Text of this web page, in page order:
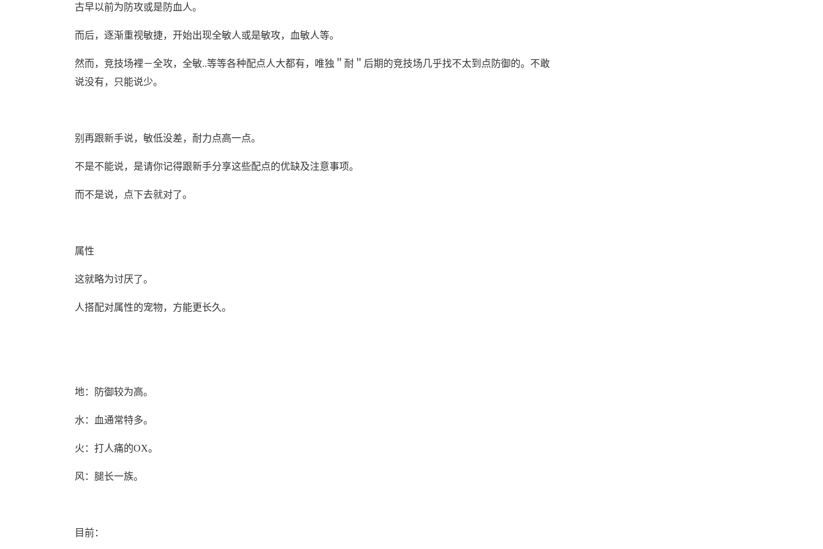
古早以前为防攻或是防血人。
而后，逐渐重视敏捷，开始出现全敏人或是敏攻，血敏人等。
然而，竞技场裡－全攻，全敏..等等各种配点人大都有，唯独＂耐＂后期的竞技场几乎找不太到点防御的。不敢
说没有，只能说少。
别再跟新手说，敏低没差，耐力点高一点。
不是不能说，是请你记得跟新手分享这些配点的优缺及注意事项。
而不是说，点下去就对了。
属性
这就略为讨厌了。
人搭配对属性的宠物，方能更长久。
地：防御较为高。
水：血通常特多。
火：打人痛的OX。
风：腿长一族。
目前：